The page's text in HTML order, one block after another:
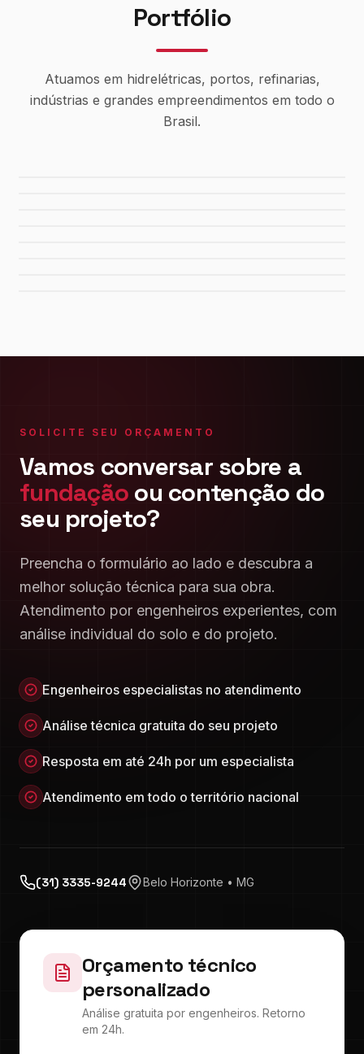
Portfólio
Atuamos em hidrelétricas, portos, refinarias,
indústrias e grandes empreendimentos em todo o
Brasil.
SOLICITE SEU ORÇAMENTO
Vamos conversar sobre a
fundação ou contenção do
seu projeto?
Preencha o formulário ao lado e descubra a
melhor solução técnica para sua obra.
Atendimento por engenheiros experientes, com
análise individual do solo e do projeto.
Engenheiros especialistas no atendimento
Análise técnica gratuita do seu projeto
Resposta em até 24h por um especialista
Atendimento em todo o território nacional
(31) 3335-9244 Belo Horizonte • MG
Orçamento técnico
personalizado
Análise gratuita por engenheiros. Retorno
em 24h.